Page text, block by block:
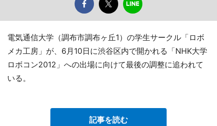
電気通信大学（調布市調布ヶ丘1）の学生サークル「ロボ
メカ工房」が、6月10日に渋谷区内で開かれる「NHK大学
ロボコン2012」への出場に向けて最後の調整に追われて
いる。
記事を読む